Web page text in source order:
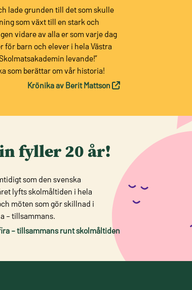
lade grunden till det som skulle
som växt till en stark och
vidare av alla er som varje dag
barn och elever i hela Västra
levande!”
som berättar om vår historia!
Krönika av Berit Mattson
fyller 20 år!
som den svenska
lyfts skolmåltiden i hela
möten som gör skillnad i
– tillsammans.
– tillsammans runt skolmåltiden